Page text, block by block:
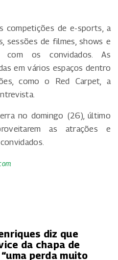
competições de e-sports, a
sessões de filmes, shows e
com os convidados. As
em vários espaços dentro
como o Red Carpet, a
no domingo (26), último
as atrações e
diz que
da chapa de
perda muito